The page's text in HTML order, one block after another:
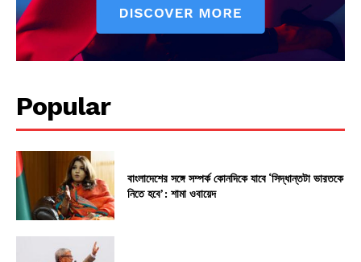
Popular
বাংলাদেশের সঙ্গে সম্পর্ক কোনদিকে যাবে ‘সিদ্ধান্তটা ভারতকে
নিতে হবে’: শামা ওবায়েদ